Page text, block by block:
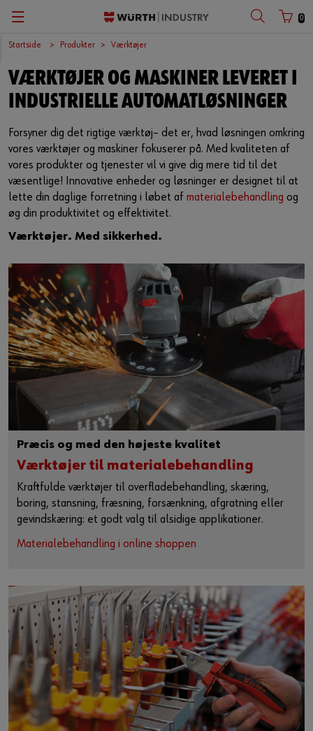
0
Zurück
Kundenummer
Partnernummer
Adgangskode
Husk loginoplysninger
Login
eller
Vil du gerne være onlinekunde?
bruge alle funktioner i butikken
Kun salg til erhvervskunder
Tilmeld dig nu
Zurück
Bilindustrien
Maskinteknik
Medicinsk teknologi
Serieproduktion
Zurück
C-Parts
Kanban
Rådgivning
Automater
Forsyningssikkerhed
Leverandørintegration
Zurück
Anvendelsesspecifikke produkter
Arbejdssikkerhed
Forbindelseselementer
Samlinger
Tekniske kemikalier
Zurück
Kvalitet og tech
CAD databasen
Innovation
Akkrediteret testlaboratorium
Zurück
Arrangementer
Compliance
Kontakt
Zurück
Dansk
Startside Produkter Værktøjer
VÆRKTØJER OG MASKINER LEVERET I
INDUSTRIELLE AUTOMATLØSNINGER
Forsyner dig det rigtige værktøj– det er, hvad løsningen omkring
vores værktøjer og maskiner fokuserer på. Med kvaliteten af
vores produkter og tjenester vil vi give dig mere tid til det
væsentlige! Innovative enheder og løsninger er designet til at
lette din daglige forretning i løbet af materialebehandling og
øg din produktivitet og effektivitet.
Værktøjer. Med sikkerhed.
Præcis og med den højeste kvalitet
Værktøjer til materialebehandling
Kraftfulde værktøjer til overfladebehandling, skæring,
boring, stansning, fræsning, forsænkning, afgratning eller
gevindskæring: et godt valg til alsidige applikationer.
Materialebehandling i online shoppen